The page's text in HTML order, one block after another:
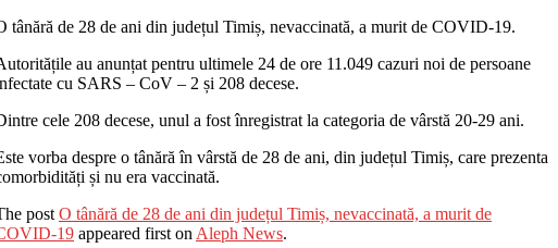
tânără de 28 de ani din județul Timiș, nevaccinată, a murit de COVID-19.
au anunțat pentru ultimele 24 de ore 11.049 cazuri noi de persoane
cu SARS – CoV – 2 și 208 decese.
cele 208 decese, unul a fost înregistrat la categoria de vârstă 20-29 ani.
vorba despre o tânără în vârstă de 28 de ani, din județul Timiș, care prezenta
și nu era vaccinată.
post O tânără de 28 de ani din județul Timiș, nevaccinată, a murit de
19 appeared first on Aleph News.